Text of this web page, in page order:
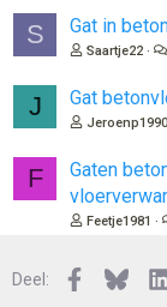
S Gat in
Saartje22
J Gat
Jeroenp1990
F
Gaten
Feetje1981
Deel: Facebook